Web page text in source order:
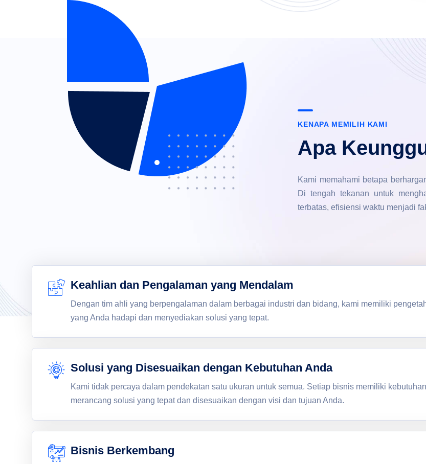
KENAPA MEMILIH KAMI
Apa
Kami memahami betapa
Di tengah tekanan untuk
terbatas, efisiensi waktu menjadi
Keahlian dan Pengalaman yang Mendalam
Dengan tim ahli yang berpengalaman dalam berbagai industri dan bidang, kami memiliki
yang Anda hadapi dan menyediakan solusi yang tepat.
Solusi yang Disesuaikan dengan Kebutuhan Anda
Kami tidak percaya dalam pendekatan satu ukuran untuk semua. Setiap bisnis memiliki
merancang solusi yang tepat dan disesuaikan dengan visi dan tujuan Anda.
Bisnis Berkembang